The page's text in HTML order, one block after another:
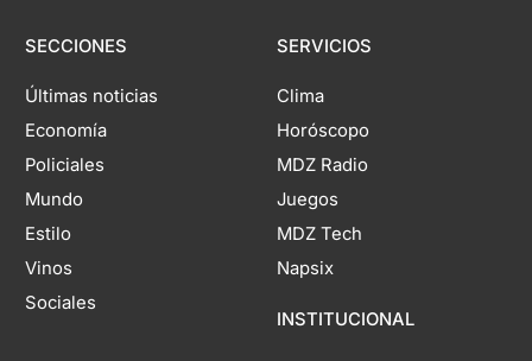
SECCIONES
Últimas noticias
Economía
Policiales
Mundo
Estilo
Vinos
Sociales
SERVICIOS
Clima
Horóscopo
MDZ Radio
Juegos
MDZ Tech
Napsix
INSTITUCIONAL